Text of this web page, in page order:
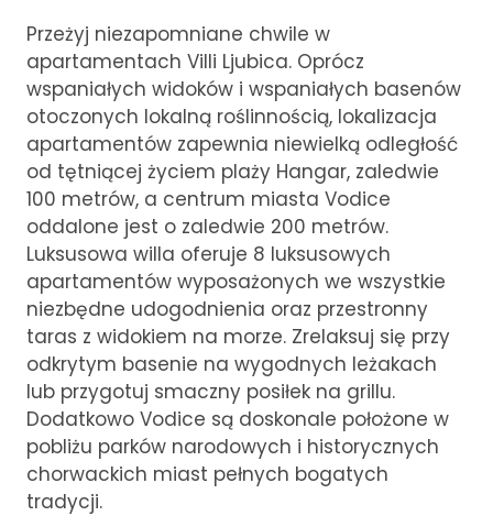
Przeżyj niezapomniane chwile w
apartamentach Villi Ljubica. Oprócz
wspaniałych widoków i wspaniałych basenów
otoczonych lokalną roślinnością, lokalizacja
apartamentów zapewnia niewielką odległość
od tętniącej życiem plaży Hangar, zaledwie
100 metrów, a centrum miasta Vodice
oddalone jest o zaledwie 200 metrów.
Luksusowa willa oferuje 8 luksusowych
apartamentów wyposażonych we wszystkie
niezbędne udogodnienia oraz przestronny
taras z widokiem na morze. Zrelaksuj się przy
odkrytym basenie na wygodnych leżakach
lub przygotuj smaczny posiłek na grillu.
Dodatkowo Vodice są doskonale położone w
pobliżu parków narodowych i historycznych
chorwackich miast pełnych bogatych
tradycji.